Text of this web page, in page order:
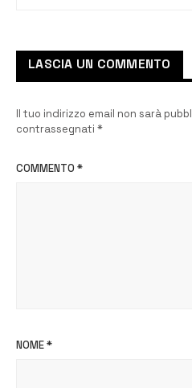
LASCIA UN COMMENTO
Il tuo indirizzo email non sarà
contrassegnati *
COMMENTO *
NOME*